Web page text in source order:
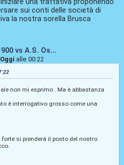
sui conti delle società di
la nostra sorella Brusca
vs A.S. Os...
Oggi alle 00:22
non mi esprimo . Ma è abbastanza
è interrogativo grosso come una
forte si prenderà il posto del nostro